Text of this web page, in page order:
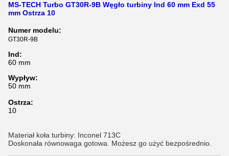
MS-TECH Turbo GT30R-9B Węgło turbiny Ind 60 mm Exd 55
mm Ostrza 10
Numer modelu:
GT30R-9B
Ind:
60 mm
Wypływ:
50 mm
Ostrza:
10
Materiał koła turbiny: Inconel 713C
Doskonała równowaga gotowa. Możesz go użyć bezpośrednio.